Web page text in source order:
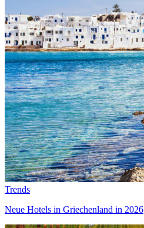
Trends
Neue Hotels in Griechenland in 2026